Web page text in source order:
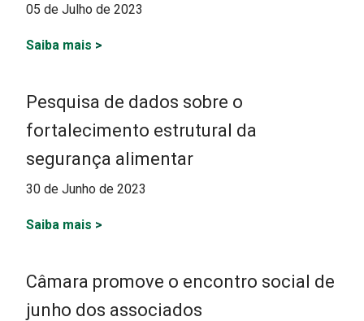
05 de Julho de 2023
Saiba mais >
Pesquisa de dados sobre o
fortalecimento estrutural da
segurança alimentar
30 de Junho de 2023
Saiba mais >
Câmara promove o encontro social de
junho dos associados